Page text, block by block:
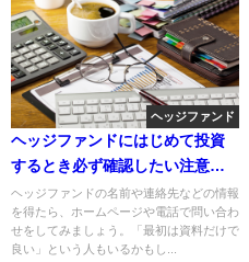
ヘッジファンド
ヘッジファンドにはじめて投資
するとき必ず確認したい注意す
るポイント5選
ヘッジファンドの名前や連絡先などの情報
を得たら、ホームページや電話で問い合わ
せをしてみましょう。「最初は資料だけで
良い」という人もいるかもし...